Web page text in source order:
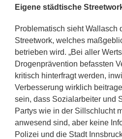
Eigene städtische
Problematisch sieht Wallasch
Streetwork, welches
betrieben wird. „Bei aller
Drogenprävention befassten
kritisch hinterfragt werden,
Verbesserung wirklich
sein, dass Sozialarbeiter und
Partys wie in der Sillschlucht
anwesend sind, aber keine
Polizei und die Stadt